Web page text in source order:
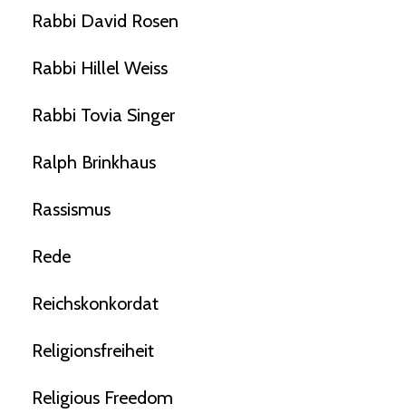
Rabbi David Rosen
Rabbi Hillel Weiss
Rabbi Tovia Singer
Ralph Brinkhaus
Rassismus
Rede
Reichskonkordat
Religionsfreiheit
Religious Freedom